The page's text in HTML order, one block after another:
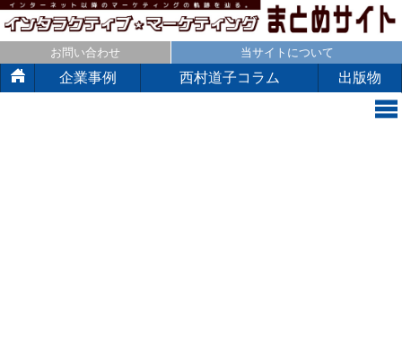
お問い合わせ 当サイトについて
企業事例 西村道子コラム 出版物